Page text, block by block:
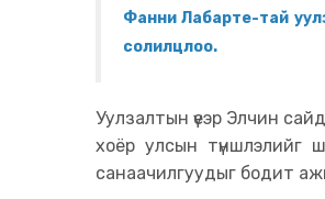
Фанни Лабарте-тай
солилцлоо.
Уулзалтын үеэр Элчин
хоёр улсын түншлэлийг
санаачилгуудыг бодит